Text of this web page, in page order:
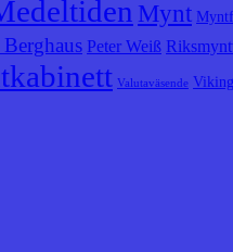
Mynt
Berghaus Peter Weiß
Valutaväsende